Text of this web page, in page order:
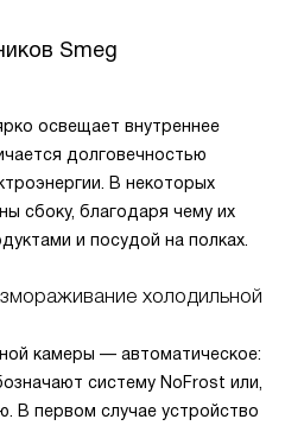
Smeg
освещает внутреннее
долговечностью
В некоторых
сбоку, благодаря чему их
и посудой на полках.
холодильной
камеры — автоматическое:
систему NoFrost или,
В первом случае устройство